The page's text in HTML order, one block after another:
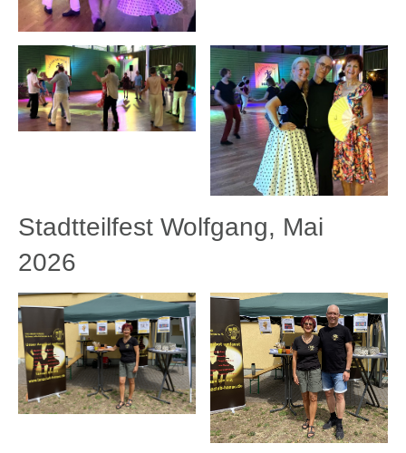
Stadtteilfest Wolfgang, Mai
2026